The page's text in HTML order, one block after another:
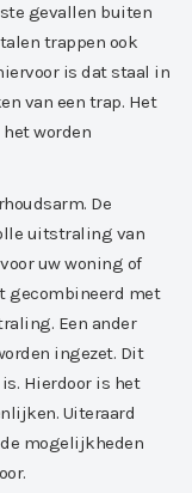
gevallen buiten
trappen ook
is dat staal in
van een trap. Het
worden
De
uitstraling van
uw woning of
gecombineerd met
Een ander
ingezet. Dit
Hierdoor is het
Uiteraard
mogelijkheden